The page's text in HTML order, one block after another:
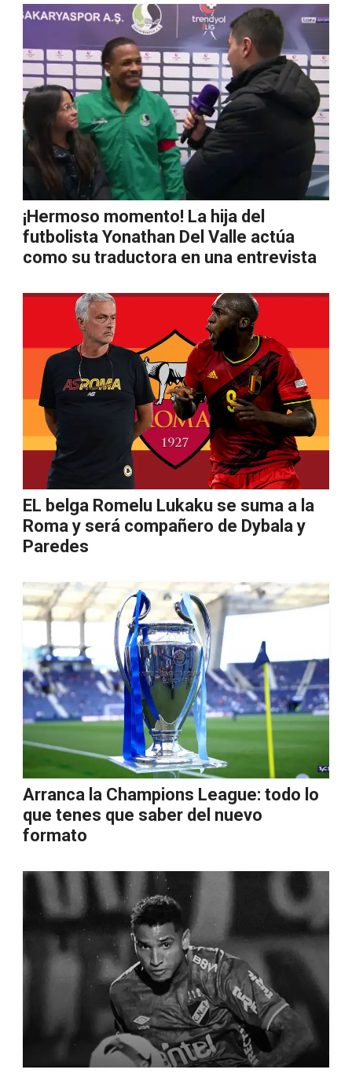
¡Hermoso momento! La hija del
futbolista Yonathan Del Valle actúa
como su traductora en una entrevista
EL belga Romelu Lukaku se suma a la
Roma y será compañero de Dybala y
Paredes
Arranca la Champions League: todo lo
que tenes que saber del nuevo
formato